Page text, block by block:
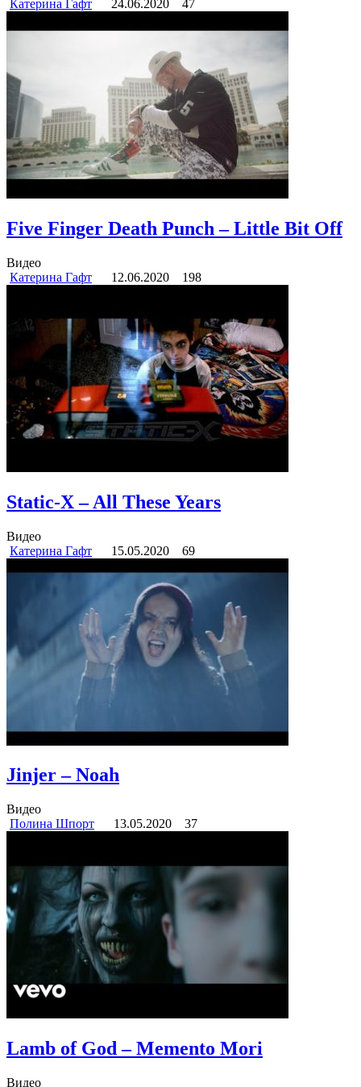
Катерина Гафт
24.06.2020 47
Five Finger Death Punch – Little Bit Off
Видео
Катерина Гафт
12.06.2020 198
Static-X – All These Years
Видео
Катерина Гафт
15.05.2020 69
Jinjer – Noah
Видео
Полина Шпорт
13.05.2020 37
Lamb of God – Memento Mori
Видео